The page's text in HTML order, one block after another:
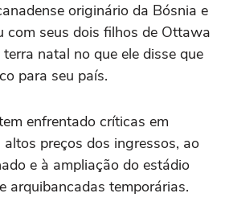
originário da Bósnia e
com seus dois filhos de Ottawa
natal no que ele disse que
para ⁠seu país.
enfrentado críticas em
preços dos ingressos, ao
e à ampliação do estádio
arquibancadas temporárias.